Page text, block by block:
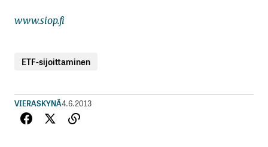
www.siop.fi
ETF-sijoittaminen
VIERASKYNÄ4.6.2013